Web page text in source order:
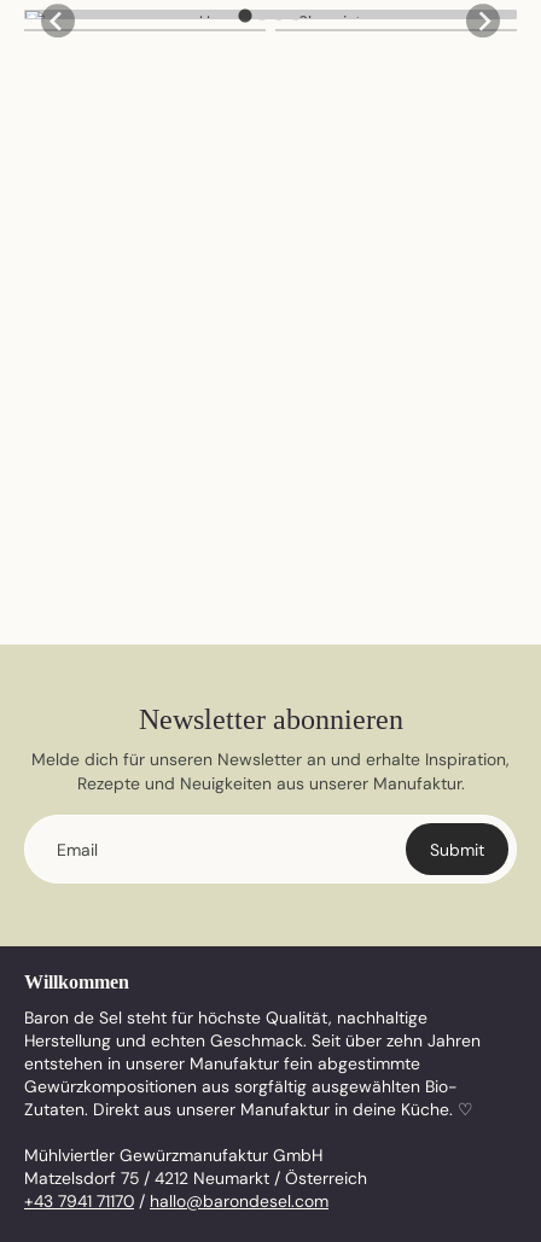
0 0
43 0 13 0
Newsletter abonnieren
Melde dich für unseren Newsletter an und erhalte Inspiration,
Rezepte und Neuigkeiten aus unserer Manufaktur.
Email Submit
Willkommen
Baron de Sel steht für höchste Qualität, nachhaltige
Herstellung und echten Geschmack. Seit über zehn Jahren
entstehen in unserer Manufaktur fein abgestimmte
Gewürzkompositionen aus sorgfältig ausgewählten Bio-
Zutaten. Direkt aus unserer Manufaktur in deine Küche. ♡
Mühlviertler Gewürzmanufaktur GmbH
Matzelsdorf 75 / 4212 Neumarkt / Österreich
+43 7941 71170 / hallo@barondesel.com